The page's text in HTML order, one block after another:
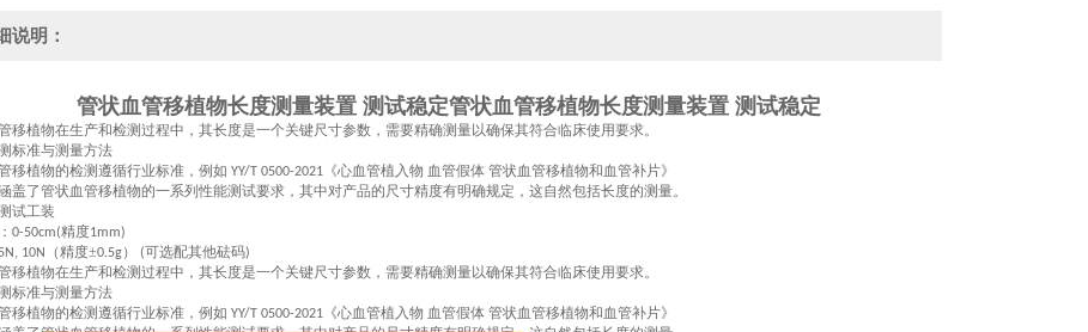
说明：
管状血管移植物长度测量装置 测试稳定管状血管移植物长度测量装置 测试稳定
移植物在生产和检测过程中，其长度是一个关键尺寸参数，需要精确测量以确保其符合临床使用要求。
标准与测量方法
移植物的检测遵循行业标准，例如
YY/T 0500-2021 《心血管植入物 血管假体 管状血管移植物和血管补片》‌‌
盖了管状血管移植物的一系列性能测试要求，其中对产品的尺寸精度有明确规定，这自然包括长度的测量。
试工装
0-50cm(精度1mm)
10N （精度±0.5g） (可选配其他砝码)
移植物在生产和检测过程中，其长度是一个关键尺寸参数，需要精确测量以确保其符合临床使用要求。
标准与测量方法
移植物的检测遵循行业标准，例如
YY/T 0500-2021 《心血管植入物 血管假体 管状血管移植物和血管补片》‌‌